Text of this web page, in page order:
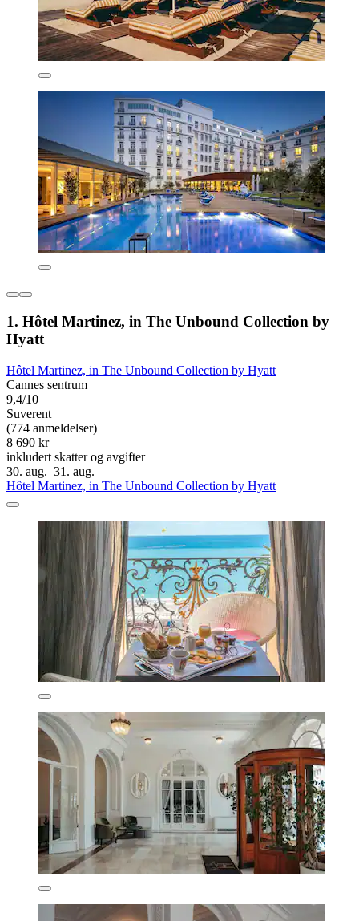
1. Hôtel Martinez, in The Unbound Collection by
Hyatt
Hôtel Martinez, in The Unbound Collection by Hyatt
Cannes sentrum
9,4/10
Suverent
(774 anmeldelser)
8 690 kr
inkludert skatter og avgifter
30. aug.–31. aug.
Hôtel Martinez, in The Unbound Collection by Hyatt